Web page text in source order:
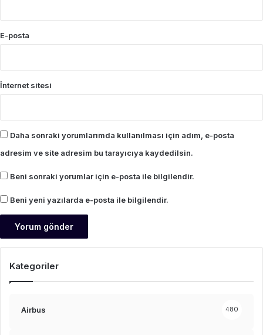
E-posta
İnternet sitesi
Daha sonraki yorumlarımda kullanılması için adım, e-posta
adresim ve site adresim bu tarayıcıya kaydedilsin.
Beni sonraki yorumlar için e-posta ile bilgilendir.
Beni yeni yazılarda e-posta ile bilgilendir.
Kategoriler
Airbus 480